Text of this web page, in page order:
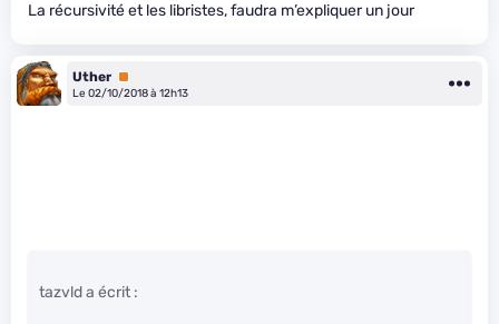
La récursivité et les libristes, faudra m’expliquer un jour
Uther Premium
Le 02/10/2018 à 12h13
tazvld a écrit :